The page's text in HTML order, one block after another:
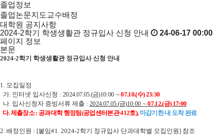
졸업정보
졸업논문지도교수배정
대학원 공지사항
2024-2학기 학생생활관 정규입사 신청 안내
24-06-17 00:00
페이지 정보
본문
2024-2학기 학생생활관 정규입사 신청 안내
1. 모집일정
가. 인터넷 입사신청 : 2024.07.05.(금)10:00 ∼07.10.(수) 23:30
나. 입사신청자 증빙서류 제출 : 2024.07.05.(금)10:00 ∼07.12.(금) 17:00
다. 제출장소 : 공과대학 행정팀(공업센터본관 412호), 마감기한 내 도착 완료
2. 배정인원 : [붙임#1. 2024-2학기 정규입사 단과대학별 모집인원] 참조